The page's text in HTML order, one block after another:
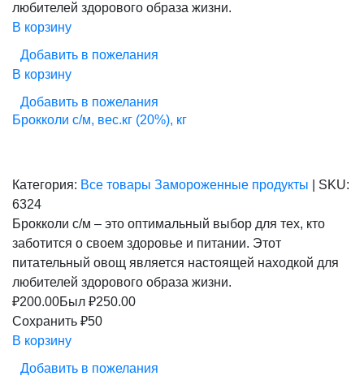
любителей здорового образа жизни.
В корзину
Добавить в пожелания
В корзину
Добавить в пожелания
Брокколи с/м, вес.кг (20%), кг
Категория: Все товары Замороженные продукты
SKU:
6324
Брокколи с/м – это оптимальный выбор для тех, кто
заботится о своем здоровье и питании. Этот
питательный овощ является настоящей находкой для
любителей здорового образа жизни.
₽200.00Был ₽250.00
Сохранить ₽50
В корзину
Добавить в пожелания